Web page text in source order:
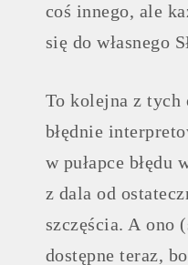
coś innego, ale
się do własnego
To kolejna z tych
błędnie
w pułapce
z dala od
szczęścia. A ono
dostępne teraz,